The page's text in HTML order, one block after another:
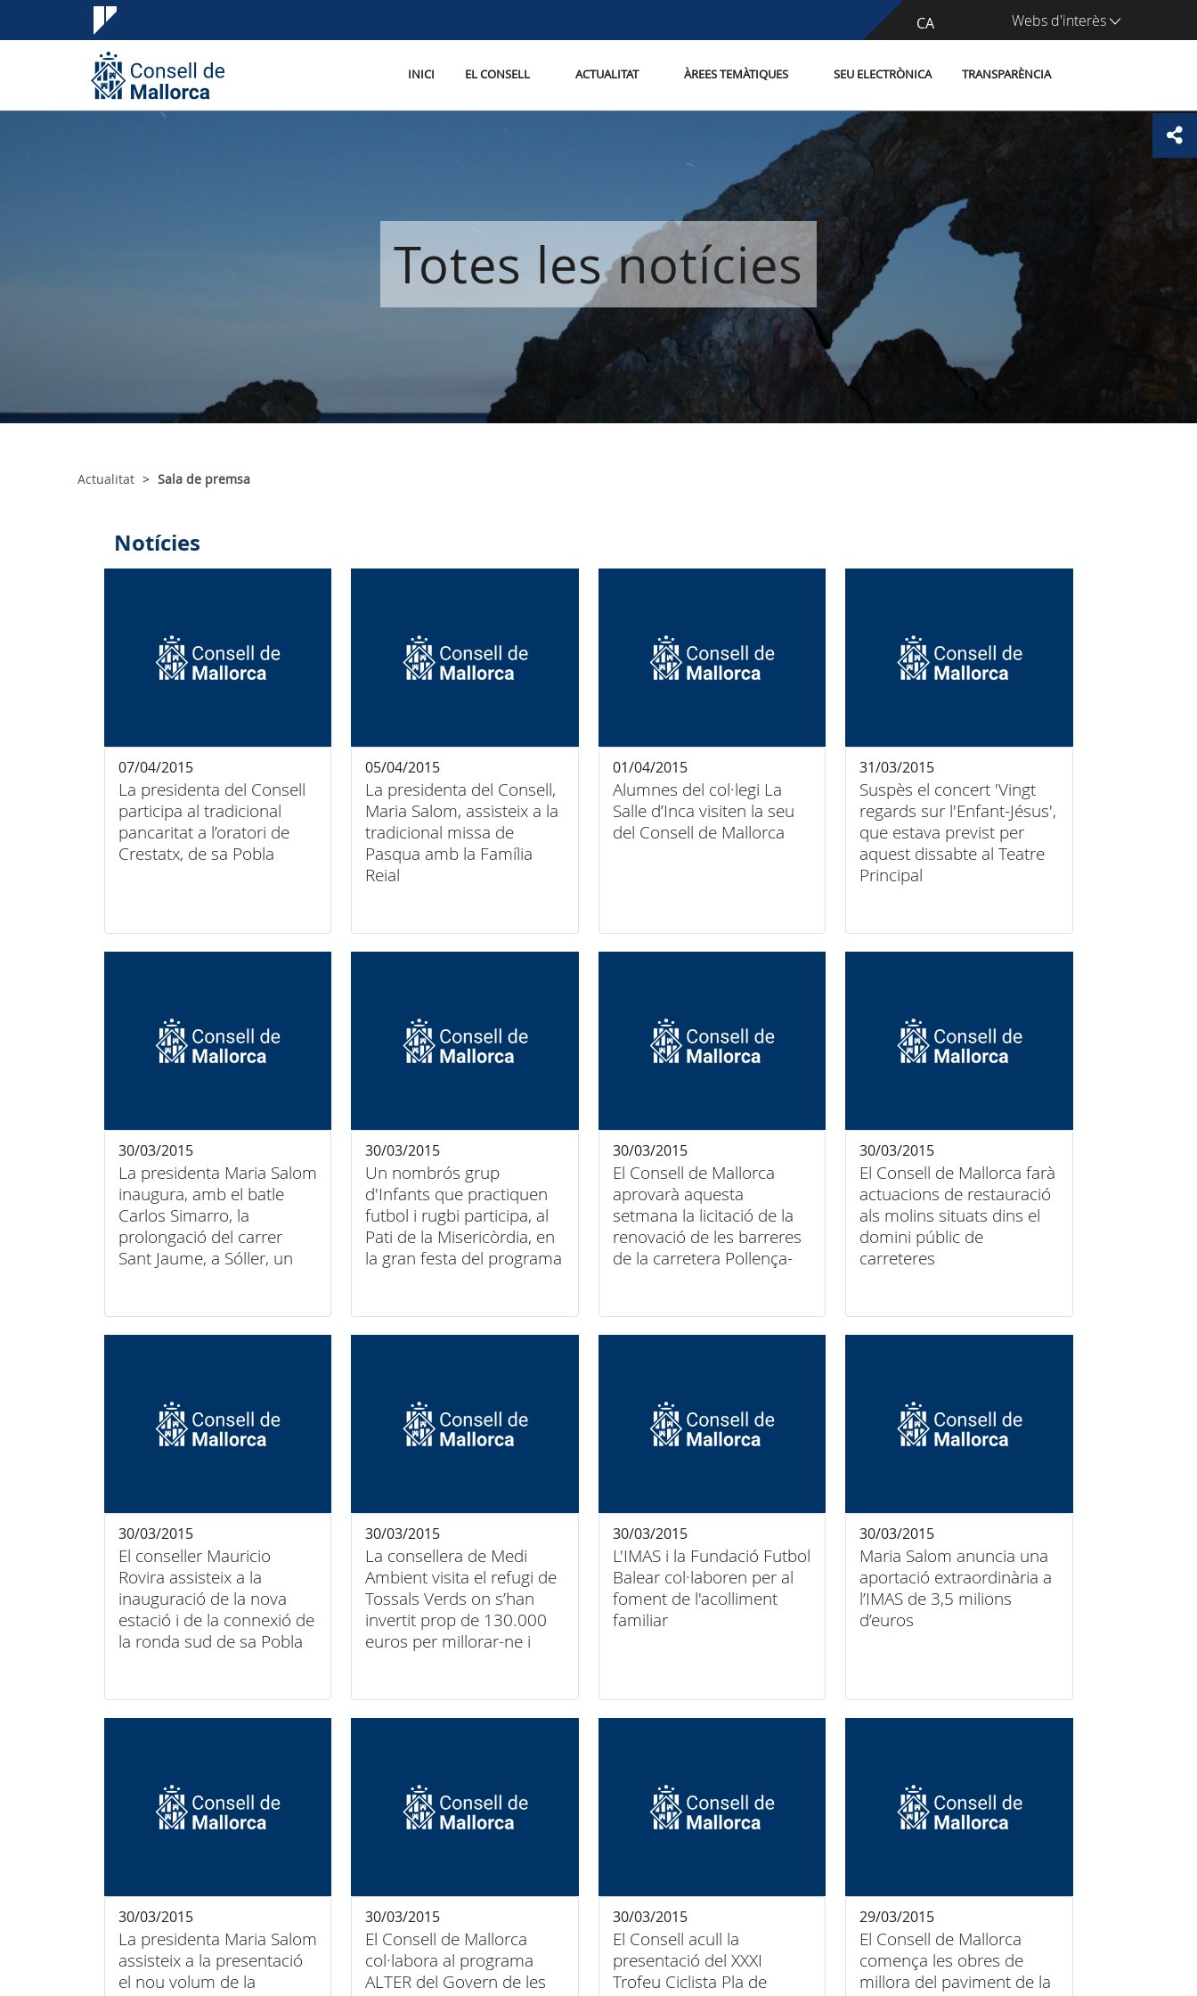
CA
ES Webs d'interès
INICI EL CONSELL ACTUALITAT ÀREES TEMÀTIQUES SEU ELECTRÒNICA TRANSPARÈNCIA
Totes les notícies
Actualitat Sala de premsa
Notícies
La presidenta del Consell
participa al tradicional
pancaritat a l’oratori de
Crestatx, de sa Pobla
07/04/2015
La presidenta del Consell,
Maria Salom, assisteix a la
tradicional missa de
Pasqua amb la Família
Reial
05/04/2015
Alumnes del col·legi La
Salle d’Inca visiten la seu
del Consell de Mallorca
01/04/2015
Suspès el concert 'Vingt
regards sur l'Enfant-Jésus',
que estava previst per
aquest dissabte al Teatre
Principal
31/03/2015
La presidenta Maria Salom
inaugura, amb el batle
Carlos Simarro, la
prolongació del carrer
Sant Jaume, a Sóller, un
30/03/2015
Un nombrós grup
d'Infants que practiquen
futbol i rugbi participa, al
Pati de la Misericòrdia, en
la gran festa del programa
30/03/2015
El Consell de Mallorca
aprovarà aquesta
setmana la licitació de la
renovació de les barreres
de la carretera Pollença-
30/03/2015
El Consell de Mallorca farà
actuacions de restauració
als molins situats dins el
domini públic de
carreteres
30/03/2015
El conseller Mauricio
Rovira assisteix a la
inauguració de la nova
estació i de la connexió de
la ronda sud de sa Pobla
30/03/2015
La consellera de Medi
Ambient visita el refugi de
Tossals Verds on s’han
invertit prop de 130.000
euros per millorar-ne i
30/03/2015
L'IMAS i la Fundació Futbol
Balear col·laboren per al
foment de l'acolliment
familiar
30/03/2015
Maria Salom anuncia una
aportació extraordinària a
l’IMAS de 3,5 milions
d’euros
30/03/2015
La presidenta Maria Salom
assisteix a la presentació
el nou volum de la
30/03/2015
El Consell de Mallorca
col·labora al programa
ALTER del Govern de les
30/03/2015
El Consell acull la
presentació del XXXI
Trofeu Ciclista Pla de
30/03/2015
El Consell de Mallorca
comença les obres de
millora del paviment de la
29/03/2015